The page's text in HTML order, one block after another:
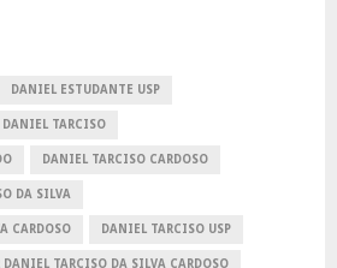
DANIEL ESTUDANTE USP
DANIEL TARCISO
DANIEL TARCISO CARDOSO
DA SILVA
CARDOSO DANIEL TARCISO USP
DANIEL TARCISO DA SILVA CARDOSO